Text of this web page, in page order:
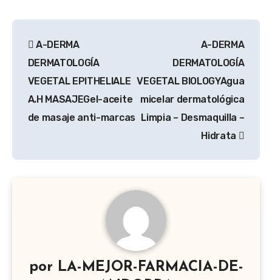
de
entradas
A-DERMA
DERMATOLOGÍA
VEGETAL EPITHELIALE
A.H MASAJEGel-aceite
de masaje anti-marcas
A-DERMA
DERMATOLOGÍA
VEGETAL BIOLOGYAgua
micelar dermatológica
Limpia – Desmaquilla –
Hidrata
por LA-MEJOR-FARMACIA-DE-